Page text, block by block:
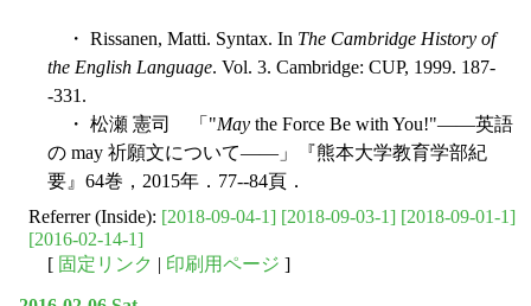
・ Rissanen, Matti. Syntax. In The Cambridge History of
the English Language. Vol. 3. Cambridge: CUP, 1999. 187-
-331.
・ 松瀬 憲司 「"May the Force Be with You!"――英語
の may 祈願文について――」『熊本大学教育学部紀
要』64巻，2015年．77--84頁．
Referrer (Inside): [2018-09-04-1] [2018-09-03-1] [2018-09-01-1]
[2016-02-14-1]
[ 固定リンク | 印刷用ページ ]